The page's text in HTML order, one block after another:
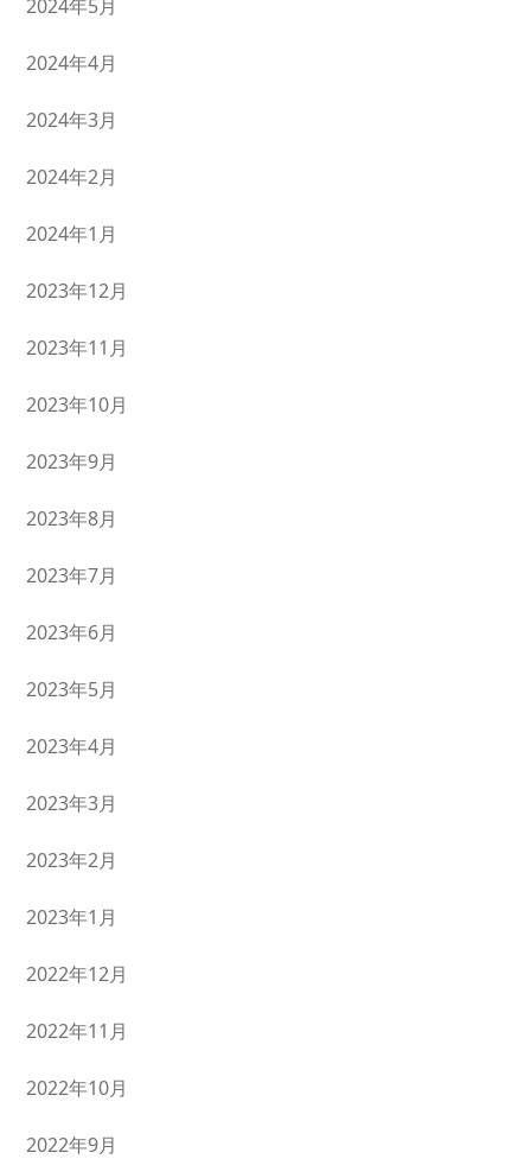
2024年5月
2024年4月
2024年3月
2024年2月
2024年1月
2023年12月
2023年11月
2023年10月
2023年9月
2023年8月
2023年7月
2023年6月
2023年5月
2023年4月
2023年3月
2023年2月
2023年1月
2022年12月
2022年11月
2022年10月
2022年9月